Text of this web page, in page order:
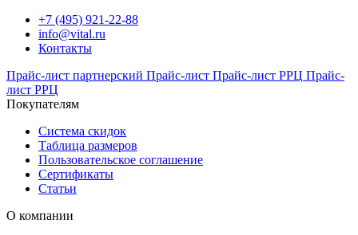
+7 (495) 921-22-88
info@vital.ru
Контакты
Прайс-лист партнерский Прайс-лист Прайс-лист РРЦ Прайс-
лист РРЦ
Покупателям
Система скидок
Таблица размеров
Пользовательское соглашение
Сертификаты
Статьи
О компании